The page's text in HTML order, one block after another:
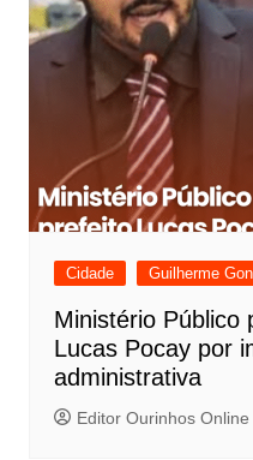
Cidade Guilherme
Ministério Público
Lucas Pocay por
administrativa
Editor Ourinhos Online